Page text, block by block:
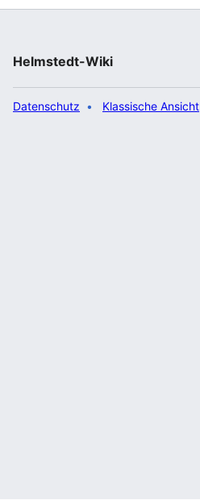
Helmstedt-Wiki
Datenschutz Klassische Ansicht